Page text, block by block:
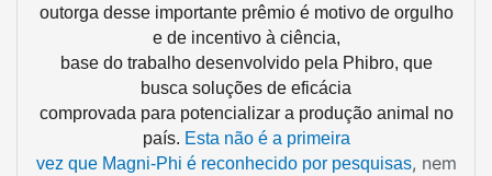
outorga desse importante prêmio é motivo de orgulho
e de incentivo à ciência,
base do trabalho desenvolvido pela Phibro, que
busca soluções de eficácia
comprovada para potencializar a produção animal no
país. Esta não é a primeira
vez que Magni-Phi é reconhecido por pesquisas, nem